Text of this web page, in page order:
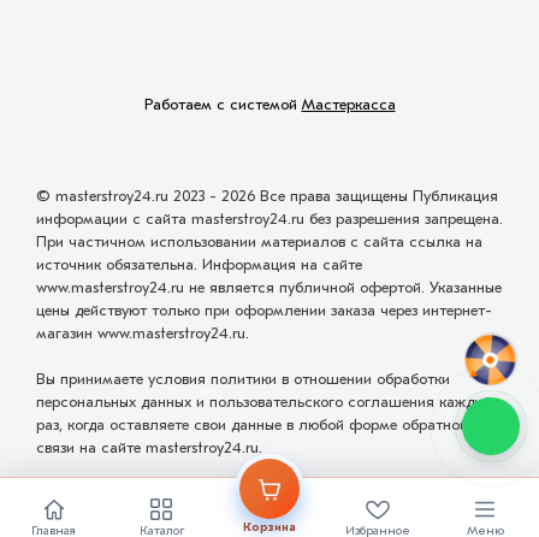
Главная Каталог Корзина Избранное Меню
Работаем с системой Мастеркасса
© masterstroy24.ru 2023 - 2026 Все права защищены Публикация
информации с сайта masterstroy24.ru без разрешения запрещена.
При частичном использовании материалов с сайта ссылка на
источник обязательна. Информация на сайте
www.masterstroy24.ru не является публичной офертой. Указанные
цены действуют только при оформлении заказа через интернет-
магазин www.masterstroy24.ru.
Вы принимаете условия политики в отношении обработки
персональных данных и пользовательского соглашения каждый
раз, когда оставляете свои данные в любой форме обратной
связи на сайте masterstroy24.ru.
Разработка и проектирование сайта ООО "Мастервеб"